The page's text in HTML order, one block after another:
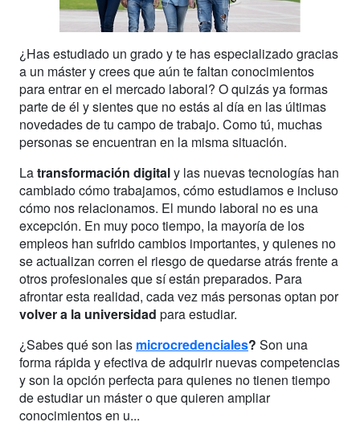
¿Has estudiado un grado y te has especializado gracias
a un máster y crees que aún te faltan conocimientos
para entrar en el mercado laboral? O quizás ya formas
parte de él y sientes que no estás al día en las últimas
novedades de tu campo de trabajo. Como tú, muchas
personas se encuentran en la misma situación.
Latransformación digitaly las nuevas tecnologías han
cambiado cómo trabajamos, cómo estudiamos e incluso
cómo nos relacionamos. El mundo laboral no es una
excepción. En muy poco tiempo, la mayoría de los
empleos han sufrido cambios importantes, y quienes no
se actualizan corren el riesgo de quedarse atrás frente a
otros profesionales que sí están preparados. Para
afrontar esta realidad, cada vez más personas optan por
volver a la universidad para estudiar.
¿Sabes qué son las microcredenciales? Son una
forma rápida y efectiva de adquirir nuevas competencias
y son la opción perfecta para quienes no tienen tiempo
de estudiar un máster o que quieren ampliar
conocimientos en u...